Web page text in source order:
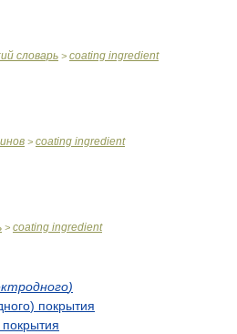
словарь > coating ingredient
> coating ingredient
> coating ingredient
)
) покрытия
покрытия